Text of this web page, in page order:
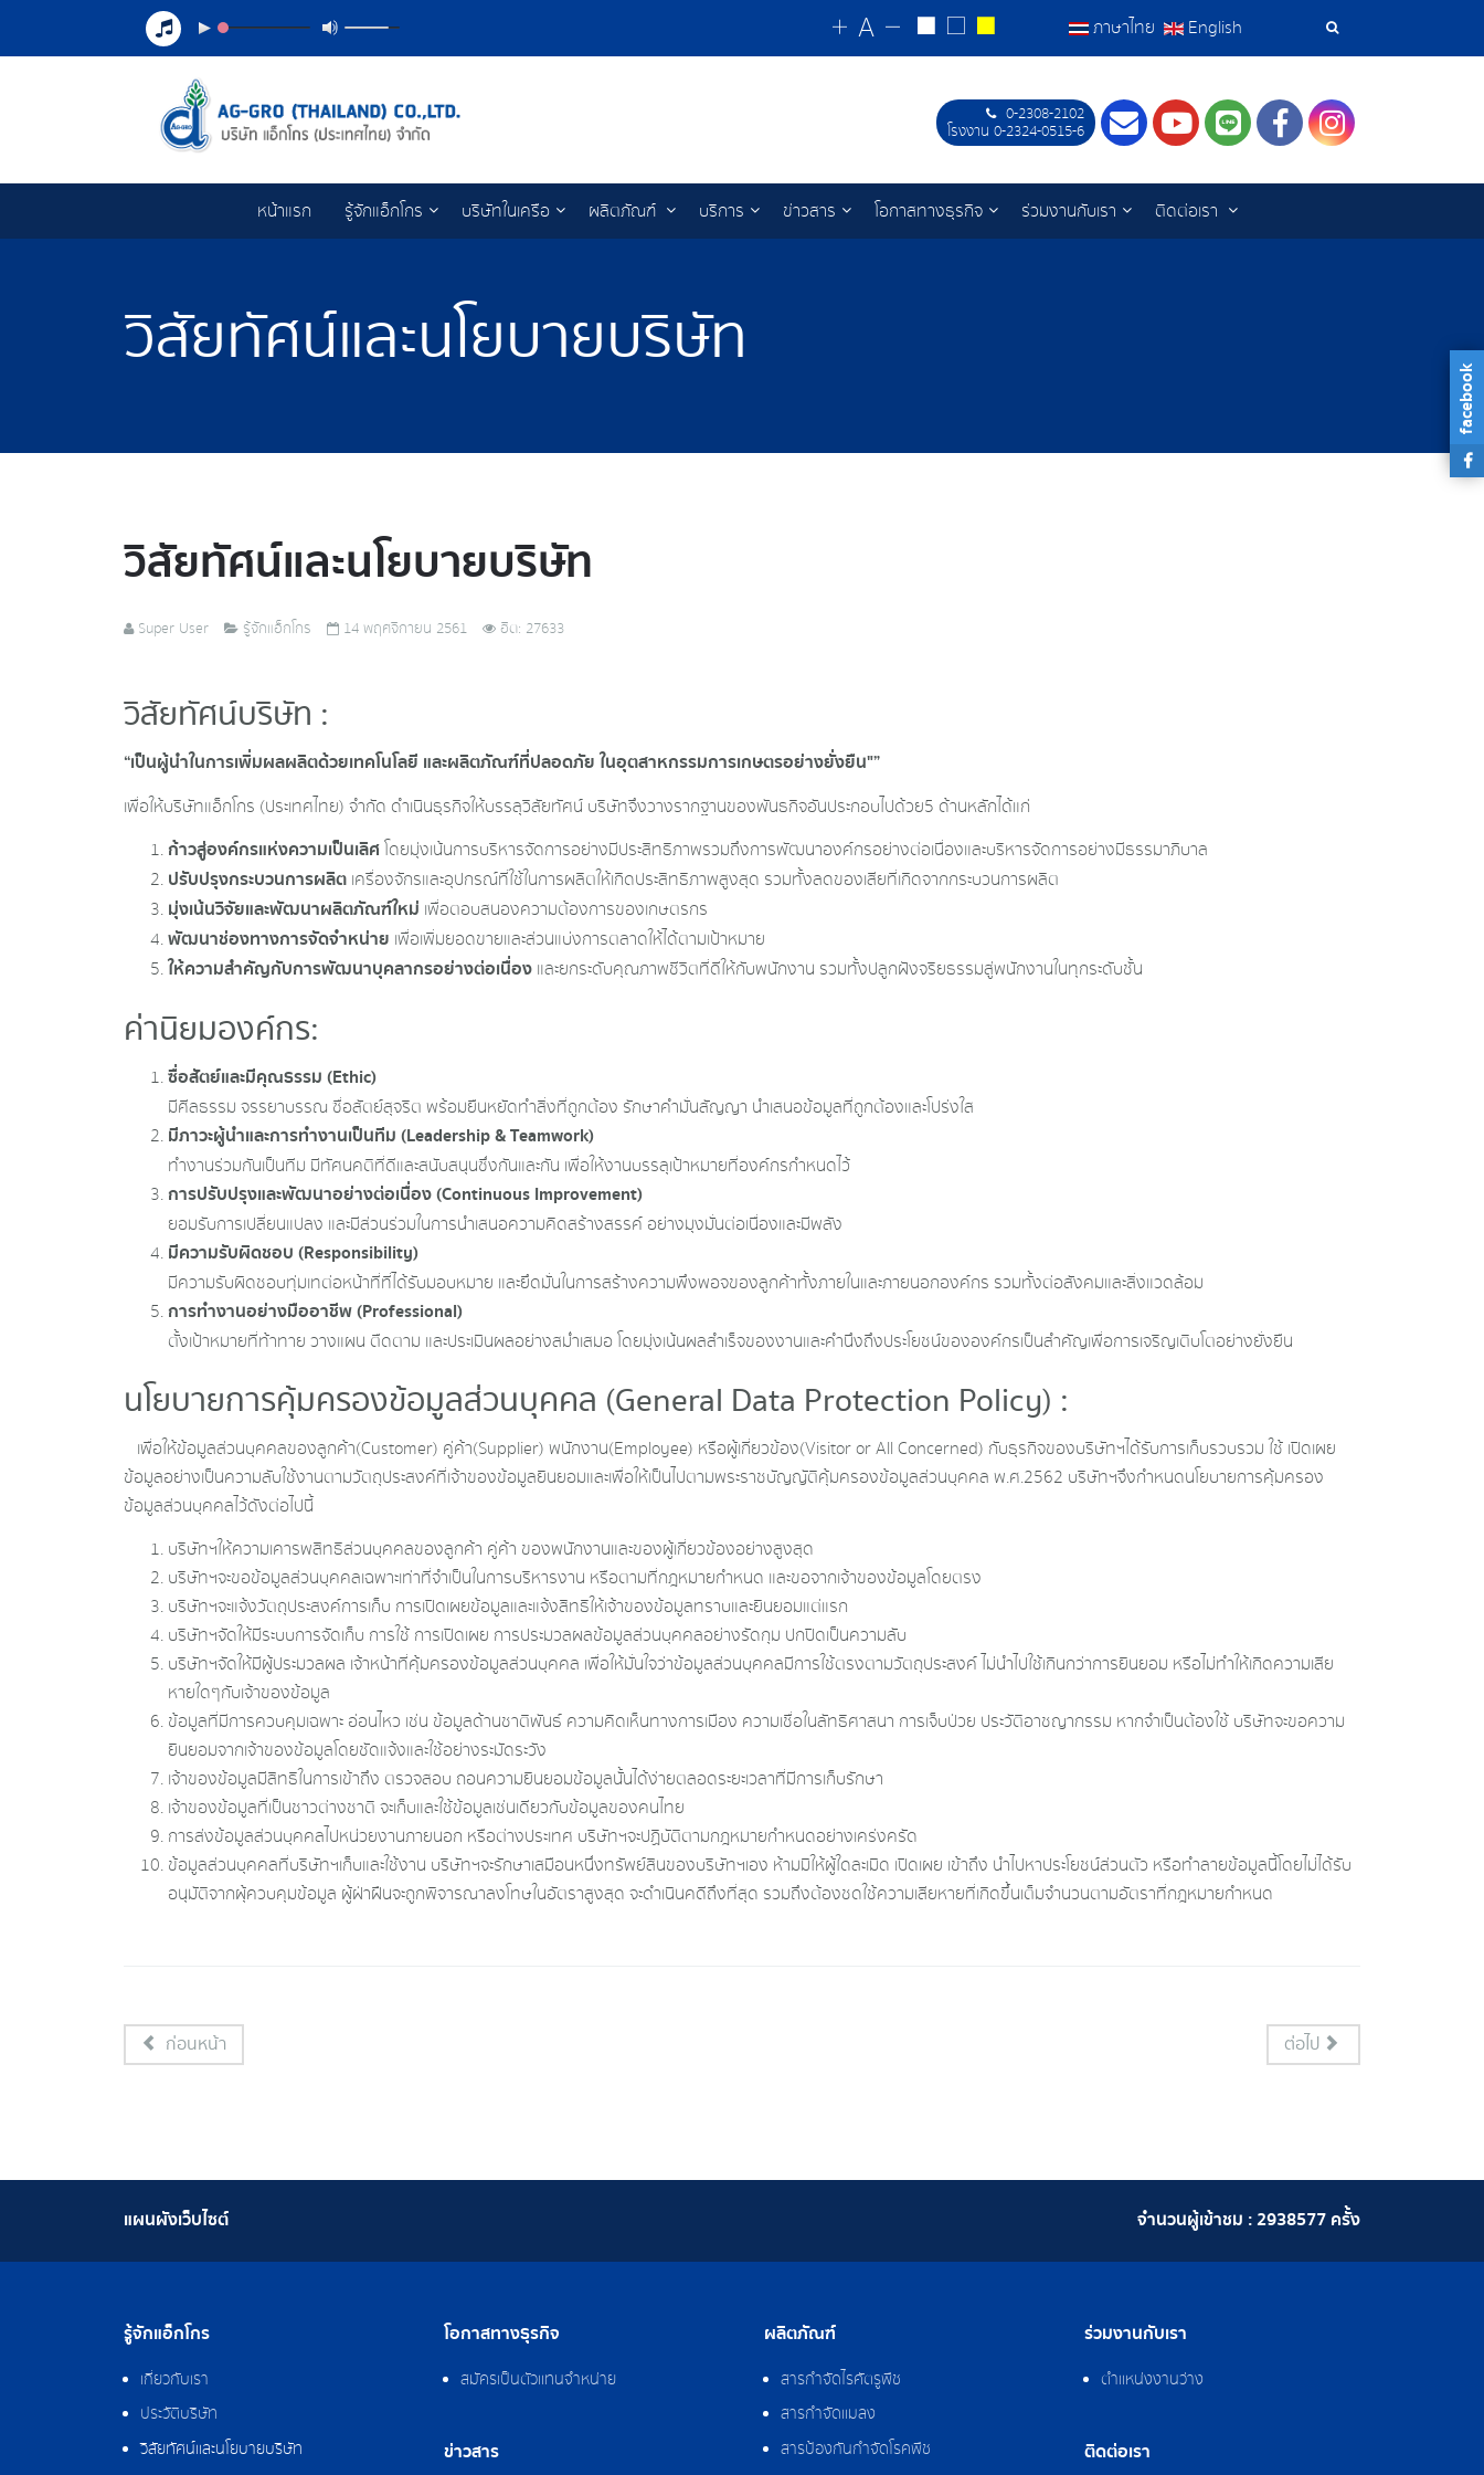
เครื่อง
ค้นหา
ภาษาไทย English
0-2308-2102
โรงงาน 0-2324-0515-6
ContactYoutube
LINEFacebookInstagram
หน้าแรก รู้จักแอ็กโกร บริษัทในเครือ ผลิตภัณฑ์ บริการ ข่าวสาร โอกาสทางธุรกิจ ร่วมงานกับเรา ติดต่อเรา
วิสัยทัศน์และนโยบายบริษัท
วิสัยทัศน์และนโยบายบริษัท
Super User รู้จักแอ็กโกร 14 พฤศจิกายน 2561 ฮิต: 27633
วิสัยทัศน์บริษัท :
“เป็นผู้นำในการเพิ่มผลผลิตด้วยเทคโนโลยี และผลิตภัณฑ์ที่ปลอดภัย ในอุตสาหกรรมการเกษตรอย่างยั่งยืน"”
เพื่อให้บริษัทแอ็กโกร (ประเทศไทย) จำกัด ดำเนินธุรกิจให้บรรลุวิสัยทัศน์ บริษัทจึงวางรากฐานของพันธกิจอันประกอบไปด้วย5 ด้านหลักได้แก่
ก้าวสู่องค์กรแห่งความเป็นเลิศโดยมุ่งเน้นการบริหารจัดการอย่างมีประสิทธิภาพรวมถึงการพัฒนาองค์กรอย่างต่อเนื่องและบริหารจัดการอย่างมีธรรมาภิบาล
ปรับปรุงกระบวนการผลิต เครื่องจักรและอุปกรณ์ที่ใช้ในการผลิตให้เกิดประสิทธิภาพสูงสุด รวมทั้งลดของเสียที่เกิดจากกระบวนการผลิต
มุ่งเน้นวิจัยและพัฒนาผลิตภัณฑ์ใหม่ เพื่อตอบสนองความต้องการของเกษตรกร
พัฒนาช่องทางการจัดจำหน่าย เพื่อเพิ่มยอดขายและส่วนแบ่งการตลาดให้ได้ตามเป้าหมาย
ให้ความสำคัญกับการพัฒนาบุคลากรอย่างต่อเนื่อง และยกระดับคุณภาพชีวิตที่ดีให้กับพนักงาน รวมทั้งปลูกฝังจริยธรรมสู่พนักงานในทุกระดับชั้น
ค่านิยมองค์กร :
ซื่อสัตย์และมีคุณธรรม (Ethic)
มีศีลธรรม จรรยาบรรณ ซื่อสัตย์สุจริต พร้อมยืนหยัดทำสิ่งที่ถูกต้อง รักษาคำมั่นสัญญา นำเสนอข้อมูลที่ถูกต้องและโปร่งใส
มีภาวะผู้นำและการทำงานเป็นทีม (Leadership & Teamwork)
ทำงานร่วมกันเป็นทีม มีทัศนคติที่ดีและสนับสนุนซึ่งกันและกัน เพื่อให้งานบรรลุเป้าหมายที่องค์กรกำหนดไว้
การปรับปรุงและพัฒนาอย่างต่อเนื่อง(Continuous Improvement)
ยอมรับการเปลี่ยนแปลง และมีส่วนร่วมในการนำเสนอความคิดสร้างสรรค์ อย่างมุงมั่นต่อเนื่องและมีพลัง
มีความรับผิดชอบ (Responsibility)
มีความรับผิดชอบทุ่มเทต่อหน้าที่ที่ได้รับมอบหมาย และยึดมั่นในการสร้างความพึงพอจของลูกค้าทั้งภายในและภายนอกองค์กร รวมทั้งต่อสังคมและสิ่งแวดล้อม
การทำงานอย่างมืออาชีพ(Professional)
ตั้งเป้าหมายที่ท้าทาย วางแผน ตืดตาม และประเมินผลอย่างสม่ำเสมอ โดยมุ่งเน้นผลสำเร็จของงานและคำนึงถึงประโยชน์ขององค์กรเป็นสำคัญเพื่อการเจริญเติบโตอย่างยั่งยืน
นโยบายการคุ้มครองข้อมูลส่วนบุคคล (General Data Protection Policy) :
เพื่อให้ข้อมูลส่วนบุคคลของลูกค้า(Customer) คู่ค้า(Supplier) พนักงาน(Employee) หรือผู้เกี่ยวข้อง(Visitor or All Concerned) กับธุรกิจของบริษัทฯได้รับการเก็บรวบรวม ใช้ เปิดเผย
ข้อมูลอย่างเป็นความลับใช้งานตามวัตถุประสงค์ที่เจ้าของข้อมูลยินยอมและเพื่อให้เป็นไปตามพระราชบัญญัติคุ้มครองข้อมูลส่วนบุคคล พ.ศ.2562 บริษัทฯจึงกำหนดนโยบายการคุ้มครอง
ข้อมูลส่วนบุคคลไว้ดังต่อไปนี้
บริษัทฯให้ความเคารพสิทธิส่วนบุคคลของลูกค้า คู่ค้า ของพนักงานและของผู้เกี่ยวข้องอย่างสูงสุด
บริษัทฯจะขอข้อมูลส่วนบุคคลเฉพาะเท่าที่จำเป็นในการบริหารงาน หรือตามที่กฎหมายกำหนด และขอจากเจ้าของข้อมูลโดยตรง
บริษัทฯจะแจ้งวัตถุประสงค์การเก็บ การเปิดเผยข้อมูลและแจ้งสิทธิให้เจ้าของข้อมูลทราบและยินยอมแต่แรก
บริษัทฯจัดให้มีระบบการจัดเก็บ การใช้ การเปิดเผย การประมวลผลข้อมูลส่วนบุคคลอย่างรัดกุม ปกปิดเป็นความลับ
บริษัทฯจัดให้มีผู้ประมวลผล เจ้าหน้าที่คุ้มครองข้อมูลส่วนบุคคล เพื่อให้มั่นใจว่าข้อมูลส่วนบุคคลมีการใช้ตรงตามวัตถุประสงค์ ไม่นำไปใช้เกินกว่าการยินยอม หรือไม่ทำให้เกิดความเสีย
หายใดๆกับเจ้าของข้อมูล
ข้อมูลที่มีการควบคุมเฉพาะ อ่อนไหว เช่น ข้อมูลด้านชาติพันธ์ ความคิดเห็นทางการเมือง ความเชื่อในลัทธิศาสนา การเจ็บป่วย ประวัติอาชญากรรม หากจำเป็นต้องใช้ บริษัทจะขอความ
ยินยอมจากเจ้าของข้อมูลโดยชัดแจ้งและใช้อย่างระมัดระวัง
เจ้าของข้อมูลมีสิทธิในการเข้าถึง ตรวจสอบ ถอนความยินยอมข้อมูลนั้นได้ง่ายตลอดระยะเวลาที่มีการเก็บรักษา
เจ้าของข้อมูลที่เป็นชาวต่างชาติ จะเก็บและใช้ข้อมูลเช่นเดียวกับข้อมูลของคนไทย
การส่งข้อมูลส่วนบุคคลไปหน่วยงานภายนอก หรือต่างประเทศ บริษัทฯจะปฏิบัติตามกฎหมายกำหนดอย่างเคร่งครัด
ข้อมูลส่วนบุคคลที่บริษัทฯเก็บและใช้งาน บริษัทฯจะรักษาเสมือนหนึ่งทรัพย์สินของบริษัทฯเอง ห้ามมิให้ผู้ใดละเมิด เปิดเผย เข้าถึง นำไปหาประโยชน์ส่วนตัว หรือทำลายข้อมูลนี้โดยไม่ได้รับ
อนุมัติจากผุ้ควบคุมข้อมูล ผู้ฝ่าฝืนจะถูกพิจารณาลงโทษในอัตราสูงสุด จะดำเนินคดีถึงที่สุด รวมถึงต้องชดใช้ความเสียหายที่เกิดขึ้นเต็มจำนวนตามอัตราที่กฎหมายกำหนด
ก่อนหน้า ต่อไป
จำนวนผู้เข้าชม :2938577 ครั้ง
แผนผังเว็บไซต์
รู้จักแอ็กโกร
เกี่ยวกับเรา
ประวัติบริษัท
วิสัยทัศน์และนโยบายบริษัท
โอกาสทางธุรกิจ
สมัครเป็นตัวแทนจำหน่าย
ข่าวสาร
ผลิตภัณฑ์
สารกำจัดไรศัตรูพืช
สารกำจัดแมลง
สารป้องกันกำจัดโรคพืช
ร่วมงานกับเรา
ตำแหน่งงานว่าง
ติดต่อเรา
facebook